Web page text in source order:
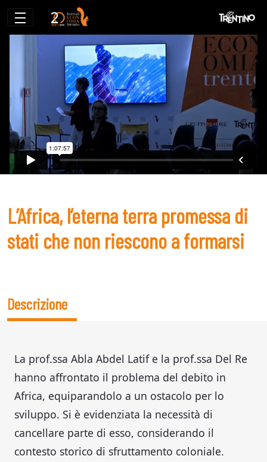
L’Africa, l’eterna terra promessa di
L’Africa, l’eterna terra promessa di
stati che non riescono a formarsi
Descrizione
La prof.ssa Abla Abdel Latif e la prof.ssa Del Re
hanno affrontato il problema del debito in
Africa, equiparandolo a un ostacolo per lo
sviluppo. Si è evidenziata la necessità di
cancellare parte di esso, considerando il
contesto storico di sfruttamento coloniale.